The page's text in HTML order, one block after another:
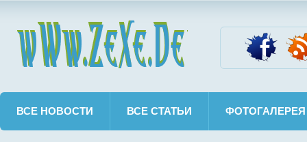
ВСЕ НОВОСТИ ВСЕ СТАТЬИ ФОТОГАЛЕРЕЯ